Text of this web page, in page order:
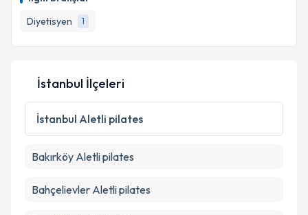
Diyetisyen
1
takvim hazırlandığında e-posta ile bilgilendireceğiz.
E-posta Adresiniz
Kişisel verilerimin işlenmesine ilişkinAydınlatma
Metni
'ni okudum ve kişisel verilerimin belirtilen
kapsamda işlenmesini kabul ediyorum.
İstanbul İlçeleri
İstanbul Aletli pilates
Bakırköy Aletli pilates
Bahçelievler Aletli pilates